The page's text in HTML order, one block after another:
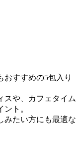
すすめの5包入り
スや、カフェタイム
ト。
みたい方にも最適な